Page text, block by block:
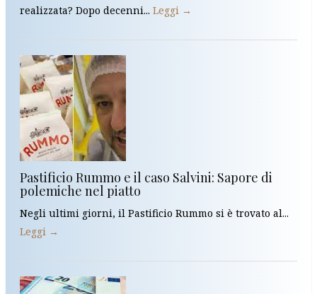
realizzata? Dopo decenni... Leggi →
Pastificio Rummo e il caso Salvini: Sapore di
polemiche nel piatto
Negli ultimi giorni, il Pastificio Rummo si è trovato al...
Leggi →